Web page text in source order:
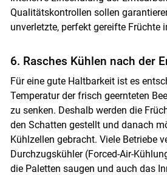
Qualitätskontrollen sollen
unverletzte, perfekt gereifte Früchte
6. Rasches Kühlen nach der
Für eine gute Haltbarkeit ist es
Temperatur der frisch geernteten
zu senken. Deshalb werden die
den Schatten gestellt und danach
Kühlzellen gebracht. Viele Betriebe
Durchzugskühler (Forced-Air-
die Paletten saugen und auch das